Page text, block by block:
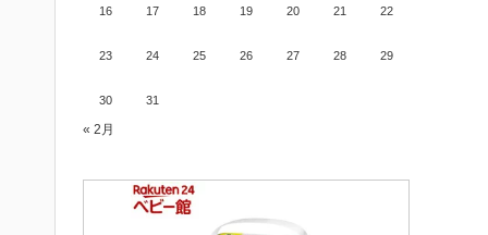
16 17 18 19 20 21 22
23 24 25 26 27 28 29
30 31
« 2月